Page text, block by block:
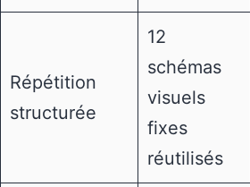
Répétition
structurée
12
schémas
visuels
fixes
réutilisés